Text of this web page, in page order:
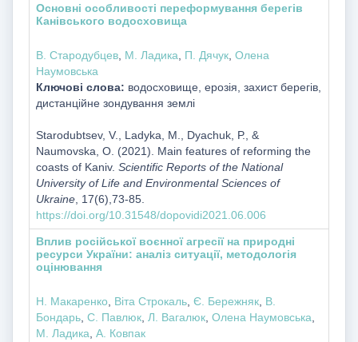
Основні особливості переформування берегів
Канівського водосховища
В. Стародубцев, М. Ладика П. Дячук, Олена
Наумовська
Ключові слова: водосховище, ерозія, захист берегів,
дистанційне зондування землі
Starodubtsev, V., Ladyka, M., Dyachuk, Р., &
Naumovska, O. (2021). Main features of reforming the
coasts of Kaniv. Scientific Reports of the National
University of Life and Environmental Sciences of
Ukraine, 17(6),73-85.
https://doi.org/10.31548/dopovidi2021.06.006
Вплив російської воєнної агресії на природні
ресурси України: аналіз ситуації, методологія
оцінювання
Н. Макаренко, Віта Строкаль, Є. Бережняк, В.
Бондарь, С. Павлюк, Л. Вагалюк, Олена Наумовська
М. Ладика А. Ковпак